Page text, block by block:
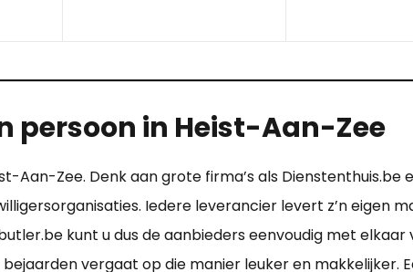
persoon in Heist-Aan-Zee
Aan-Zee. Denk aan grote firma’s als Dienstenthuis.be
Iedere leverancier levert z’n eigen
kunt u dus de aanbieders eenvoudig met elkaar
vergaat op die manier leuker en makkelijker.